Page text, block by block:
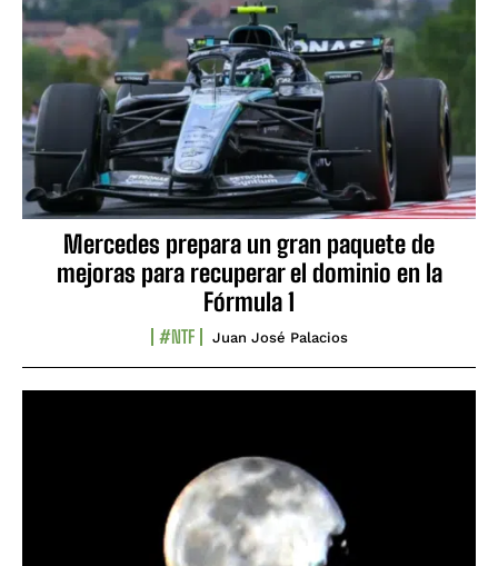
Mercedes prepara un gran paquete de
mejoras para recuperar el dominio en la
Fórmula 1
#NTF Juan José Palacios